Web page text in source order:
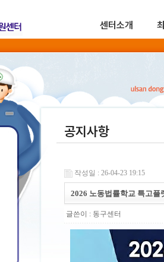
센터소개
공지사항
작성일 : 26-04-23 19:15
2026 노동법률학교 특고플
글쓴이 : 동구센터